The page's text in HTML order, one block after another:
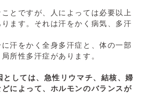
とですが、人によっては必要以上
ます。それは汗をかく病気、多汗
汗をかく全身多汗症と、体の一部
所性多汗症があります。
としては、急性リウマチ、結核、婦
によって、ホルモンのバランスが